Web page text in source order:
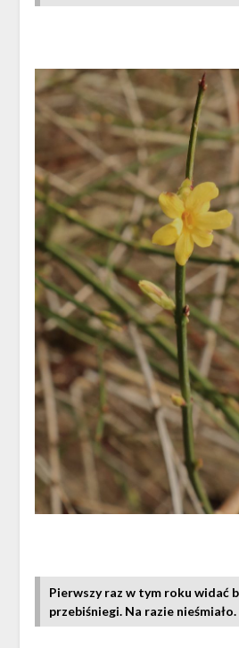
Pierwszy raz w tym roku widać
przebiśniegi. Na razie nieśmiało.